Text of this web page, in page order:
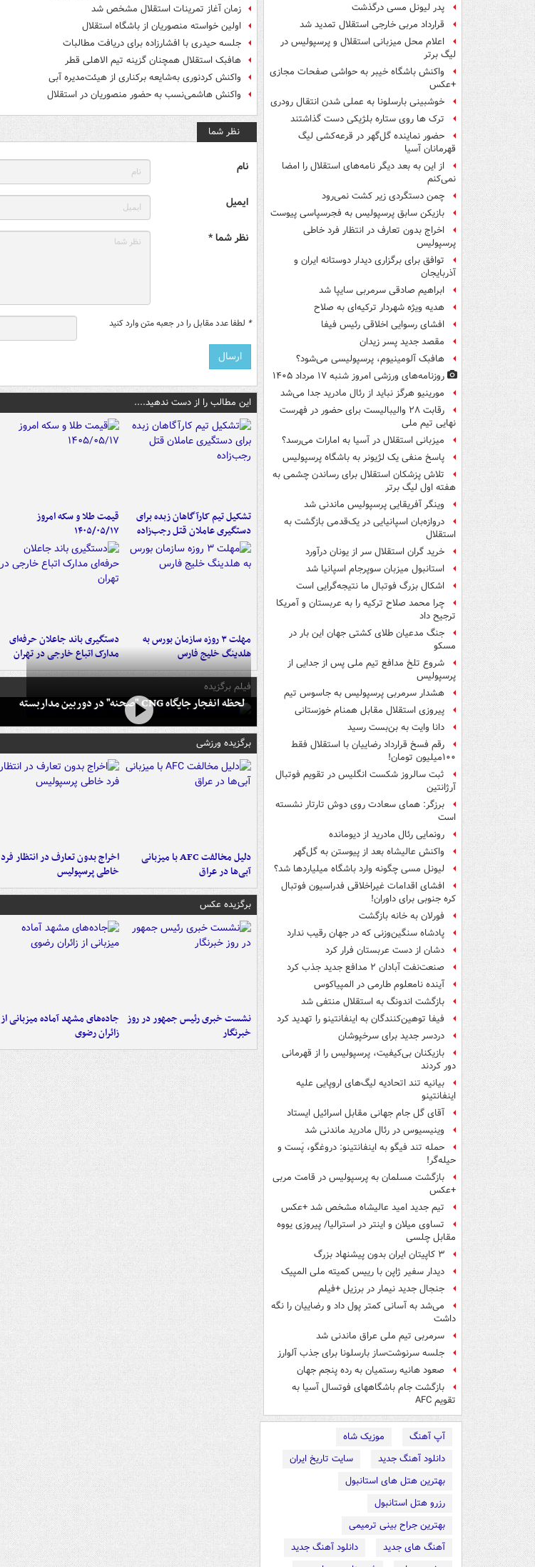
پدر لیونل مسی درگذشت
قرارداد مربی خارجی استقلال تمدید شد
اعلام محل میزبانی استقلال و پرسپولیس در
لیگ برتر
واکنش باشگاه خیبر به حواشی صفحات مجازی
+عکس
خوشبینی بارسلونا به عملی شدن انتقال رودری
ترک ها روی ستاره بلژیکی دست گذاشتند
حضور نماینده گل‌گهر در قرعه‌کشی لیگ
قهرمانان آسیا
از این به بعد دیگر نامه‌های استقلال را امضا
نمی‌کنم
چمن دستگردی زیر کشت نمی‌رود
بازیکن سابق پرسپولیس به فجرسپاسی پیوست
اخراج بدون تعارف در انتظار فرد خاطی
پرسپولیس
توافق برای برگزاری دیدار دوستانه ایران و
آذربایجان
ابراهیم صادقی سرمربی سایپا شد
هدیه ویژه شهردار ترکیه‌ای به صلاح
افشای رسوایی اخلاقی رئیس فیفا
مقصد جدید پسر زیدان
هافبک آلومینیوم، پرسپولیسی می‌شود؟
روزنامه‌های ورزشی امروز ‌شنبه ۱۷ مرداد ۱۴۰۵
مورینیو هرگز نباید از رئال مادرید جدا می‌شد
رقابت ۲۸ والیبالیست برای حضور در فهرست
نهایی تیم ملی
میزبانی استقلال در آسیا به امارات می‌رسد؟
پاسخ منفی یک لژیونر به باشگاه پرسپولیس
تلاش پزشکان استقلال برای رساندن چشمی به
هفته اول لیگ برتر
وینگر آفریقایی پرسپولیس ماندنی شد
دروازه‌بان اسپانیایی در یک‌قدمی بازگشت به
استقلال
خرید گران استقلال سر از یونان درآورد
استانبول میزبان سوپرجام اسپانیا شد
اشکال بزرگ فوتبال ما نتیجه‌گرایی است
چرا محمد صلاح ترکیه را به عربستان و آمریکا
ترجیح داد
جنگ مدعیان طلای کشتی جهان این بار در
مسکو
شروع تلخ مدافع تیم ملی پس از جدایی از
پرسپولیس
هشدار سرمربی پرسپولیس به جاسوس تیم
پیروزی استقلال مقابل همنام خوزستانی
دانا وایت به بن‌بست رسید
رقم فسخ قرارداد رضاییان با استقلال فقط
۱۰۰میلیون تومان!
ثبت سالروز شکست انگلیس در تقویم فوتبال
آرژانتین
برزگر: همای سعادت روی دوش تارتار نشسته
است
رونمایی رئال مادرید از دیومانده
واکنش عالیشاه بعد از پیوستن به گل‌گهر
لیونل مسی چگونه وارد باشگاه میلیاردها شد؟
افشای اقدامات غیراخلاقی فدراسیون فوتبال
کره جنوبی برای داوران!
فورلان به خانه بازگشت
پادشاه سنگین‌وزنی که در جهان رقیب ندارد
دشان از دست عربستان فرار کرد
صنعت‌نفت آبادان ۲ مدافع جدید جذب کرد
آینده نامعلوم طارمی در المپیاکوس
بازگشت اندونگ به استقلال منتفی شد
فیفا توهین‌کنندگان به اینفانتینو را تهدید کرد
دردسر جدید برای سرخپوشان
بازیکنان بی‌کیفیت، پرسپولیس را از قهرمانی
دور کردند
بیانیه تند اتحادیه لیگ‌های اروپایی علیه
اینفانتینو
آقای گل جام جهانی مقابل اسرائیل ایستاد
وینیسیوس در رئال مادرید ماندنی شد
حمله تند فیگو به اینفانتینو: دروغگو، پَست‌ و
حیله‌گر!
بازگشت مسلمان به پرسپولیس در قامت مربی
+عکس
تیم جدید امید عالیشاه مشخص شد +عکس
تساوی میلان و اینتر در استرالیا/ پیروزی یووه
مقابل چلسی
۳ کاپیتان ایران بدون پیشنهاد بزرگ
دیدار سفیر ژاپن با رییس کمیته ملی المپیک
جنجال جدید نیمار در برزیل +فیلم
می‌شد به آسانی کمتر پول داد و رضاییان را نگه
داشت
سرمربی تیم ملی عراق ماندنی شد
جلسه سرنوشت‌ساز بارسلونا برای جذب آلوارز
صعود هانیه رستمیان به رده پنجم جهان
بازگشت جام باشگاههای فوتسال آسیا به
تقویم AFC
آپ آهنگ
موزیک شاه
دانلود آهنگ جدید
سایت تاریخ ایران
بهترین هتل های استانبول
رزرو هتل استانبول
بهترین جراح بینی ترمیمی
آهنگ های جدید
دانلود آهنگ جدید
زمان آغاز تمرینات استقلال مشخص شد
اولین خواسته منصوریان از باشگاه استقلال
جلسه حیدری با افشارزاده برای دریافت مطالبات
هافبک استقلال همچنان گزینه تیم الاهلی قطر
واکنش کردنوری به‌شایعه برکناری‌ از هیئت‌مدیره آبی
واکنش هاشمی‌نسب به حضور منصوریان در استقلال
نظر شما
نام
ایمیل
نظر شما *
* لطفا عدد مقابل را در جعبه متن وارد کنید
این مطالب را از دست ندهید....
تشکیل تیم کارآگاهان زبده برای
دستگیری عاملان قتل رجب‌زاده
قیمت طلا و سکه امروز
۱۴۰۵/۰۵/۱۷
مهلت ۳ روزه سازمان بورس به
هلدینگ خلیج فارس
دستگیری باند جاعلان حرفه‌ای
مدارک اتباع خارجی در تهران
فیلم برگزیده
لحظه انفجار جایگاه CNG "صحنه" در دوربین مداربسته
برگزیده ورزشی
دلیل مخالفت AFC با میزبانی
آبی‌ها در عراق
اخراج بدون تعارف در انتظار فرد
خاطی پرسپولیس
برگزیده عکس
نشست خبری رئیس جمهور در روز
خبرنگار
جاده‌های مشهد آماده میزبانی از
زائران رضوی